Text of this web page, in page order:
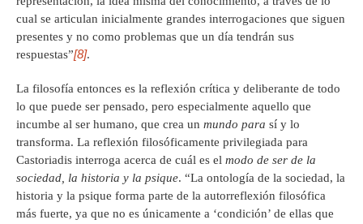
cual se articulan inicialmente grandes interrogaciones que siguen
presentes y no como problemas que un día tendrán sus
respuestas”[8].
La filosofía entonces es la reflexión crítica y deliberante de todo
lo que puede ser pensado, pero especialmente aquello que
incumbe al ser humano, que crea un mundo para sí y lo
transforma. La reflexión filosóficamente privilegiada para
Castoriadis interroga acerca de cuál es el modo de ser de la
sociedad, la historia y la psique. “La ontología de la sociedad, la
historia y la psique forma parte de la autorreflexión filosófica
más fuerte, ya que no es únicamente a ‘condición’ de ellas que